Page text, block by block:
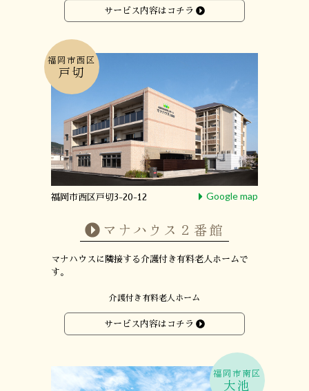
サービス内容はコチラ
福岡市西区戸切3-20-12 Google map
福岡市西区
戸切
マナハウス２番館
マナハウスに隣接する介護付き有料老人ホームで
す。
介護付き有料老人ホーム
サービス内容はコチラ
福岡市南区
大池